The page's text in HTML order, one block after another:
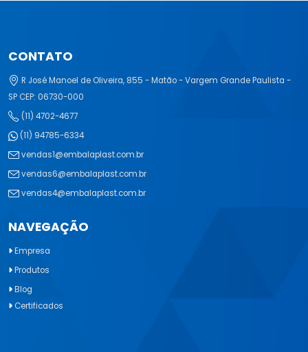
CONTATO
R José Manoel de Oliveira, 855 - Matão - Vargem Grande Paulista -
SP CEP: 06730-000
(11) 4702-4677
(11) 94785-6334
vendas1@embalaplast.com.br
vendas6@embalaplast.com.br
vendas4@embalaplast.com.br
NAVEGAÇÃO
Empresa
Produtos
Blog
Certificados